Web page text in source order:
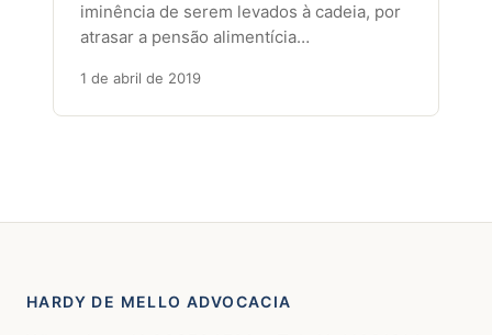
iminência de serem levados à cadeia, por
atrasar a pensão alimentícia…
1 de abril de 2019
HARDY DE MELLO ADVOCACIA